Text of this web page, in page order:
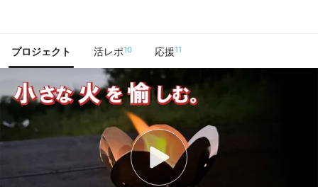
プロジェクト 活レポ10 応援11